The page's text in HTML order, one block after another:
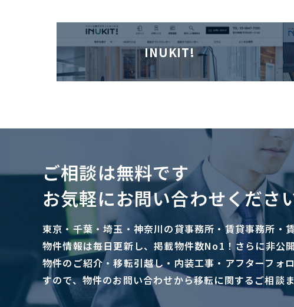
INUKIT!
ご相談は無料です
お気軽にお問い合わせくださ
東京・千葉・埼玉・神奈川の貸事務所・賃貸事務所・
物件情報は毎日更新し、掲載物件数No1！さらに非公
物件のご紹介・移転引越し・内装工事・アフターフォ
すので、物件のお問い合わせから移転に関するご相談